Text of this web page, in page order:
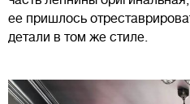
ее пришлось
детали в том же стиле.